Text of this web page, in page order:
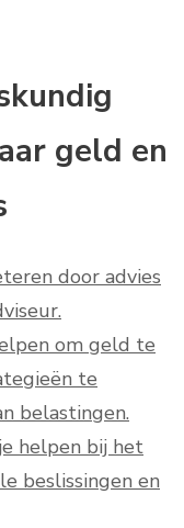
geld en
door advies
om geld te
te
belastingen.
helpen bij het
beslissingen en